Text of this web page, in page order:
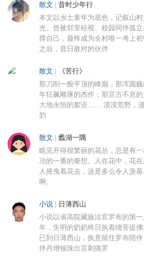
散文 昔时少年行
本文以乡土童年为底色，记叙山
光。曾被邻里轻视、校园同伴孤
撑自己，最终成为全村唯一考上
之后，昔日敌对的伙伴
散文 《苦行》
那刀削一般平顶的峰巅，那浑圆
年狂飙雕琢的杰作；那亘古不息
大地永恒的絮语…… 漠漠荒野，
韵
散文 蠡湖一隅
瞧见开得很繁丽的花丛，总是有
冶的一番的奢想。人在花中，花
人摇曳着花去，这是多么令人羡
啊。
小说 日薄西山
小说以省高院藏族法官罗布的第
年，失明的奶奶终日执着绕菩提
已到日薄西山，执意留住罗布陪
伴丹增顿珠出言刺痛罗